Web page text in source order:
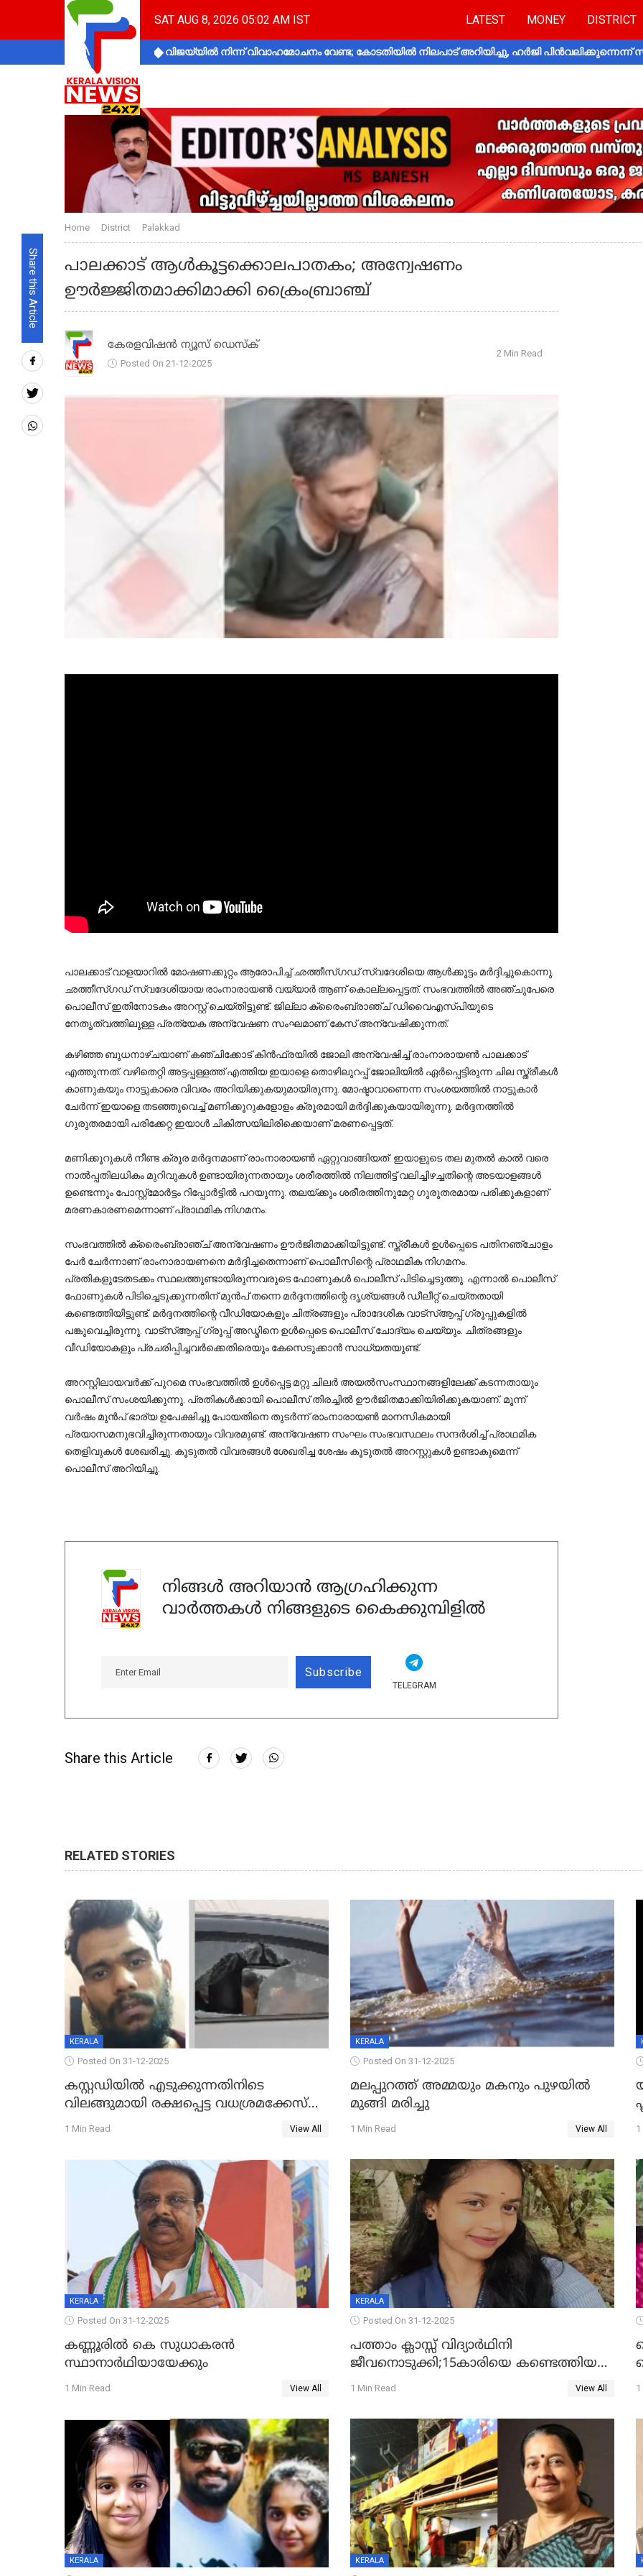
SAT AUG 8, 2026 05:02 AM IST LATEST MONEY DISTRICT
വിജയ്‌യിൽ നിന്ന് വിവാഹമോചനം വേണ്ട; കോടതിയിൽ നിലപാട് അറിയിച്ചു, ഹർജി പിൻവലിക്കുന്നെന്ന്
Share this Article
Home District Palakkad
പാലക്കാട്‌ ആൾകൂട്ടക്കൊലപാതകം; അന്വേഷണം
ഊർജ്ജിതമാക്കിമാക്കി ക്രൈംബ്രാഞ്ച്
കേരളവിഷൻ ന്യൂസ് ഡെസ്‌ക്
Posted On 21-12-2025
2 Min Read
പാലക്കാട് വാളയാറിൽ മോഷണക്കുറ്റം ആരോപിച്ച് ഛത്തീസ്ഗഡ് സ്വദേശിയെ ആൾക്കൂട്ടം മർദ്ദിച്ചുകൊന്നു.
ഛത്തീസ്ഗഡ് സ്വദേശിയായ രാംനാരായൺ വയ്യാർ ആണ് കൊല്ലപ്പെട്ടത്. സംഭവത്തിൽ അഞ്ചുപേരെ
പൊലീസ് ഇതിനോടകം അറസ്റ്റ് ചെയ്തിട്ടുണ്ട്. ജില്ലാ ക്രൈംബ്രാഞ്ച് ഡിവൈഎസ്പിയുടെ
നേതൃത്വത്തിലുള്ള പ്രത്യേക അന്വേഷണ സംഘമാണ് കേസ് അന്വേഷിക്കുന്നത്.
കഴിഞ്ഞ ബുധനാഴ്ചയാണ് കഞ്ചിക്കോട് കിൻഫ്രയിൽ ജോലി അന്വേഷിച്ച് രാംനാരായൺ പാലക്കാട്
എത്തുന്നത്. വഴിതെറ്റി അട്ടപ്പള്ളത്ത് എത്തിയ ഇയാളെ തൊഴിലുറപ്പ് ജോലിയിൽ ഏർപ്പെട്ടിരുന്ന ചില സ്ത്രീകൾ
കാണുകയും നാട്ടുകാരെ വിവരം അറിയിക്കുകയുമായിരുന്നു. മോഷ്ടാവാണെന്ന സംശയത്തിൽ നാട്ടുകാർ
ചേർന്ന് ഇയാളെ തടഞ്ഞുവെച്ച് മണിക്കൂറുകളോളം ക്രൂരമായി മർദ്ദിക്കുകയായിരുന്നു. മർദ്ദനത്തിൽ
ഗുരുതരമായി പരിക്കേറ്റ ഇയാൾ ചികിത്സയിലിരിക്കെയാണ് മരണപ്പെട്ടത്.
മണിക്കൂറുകൾ നീണ്ട ക്രൂര മർദ്ദനമാണ് രാംനാരായൺ ഏറ്റുവാങ്ങിയത്. ഇയാളുടെ തല മുതൽ കാൽ വരെ
നാൽപ്പതിലധികം മുറിവുകൾ ഉണ്ടായിരുന്നതായും ശരീരത്തിൽ നിലത്തിട്ട് വലിച്ചിഴച്ചതിന്റെ അടയാളങ്ങൾ
ഉണ്ടെന്നും പോസ്റ്റ്‌മോർട്ടം റിപ്പോർട്ടിൽ പറയുന്നു. തലയ്ക്കും ശരീരത്തിനുമേറ്റ ഗുരുതരമായ പരിക്കുകളാണ്
മരണകാരണമെന്നാണ് പ്രാഥമിക നിഗമനം.
സംഭവത്തിൽ ക്രൈംബ്രാഞ്ച് അന്വേഷണം ഊർജിതമാക്കിയിട്ടുണ്ട്. സ്ത്രീകൾ ഉൾപ്പെടെ പതിനഞ്ചോളം
പേർ ചേർന്നാണ് രാംനാരായണനെ മർദ്ദിച്ചതെന്നാണ് പൊലീസിന്റെ പ്രാഥമിക നിഗമനം.
പ്രതികളുടേതടക്കം സ്ഥലത്തുണ്ടായിരുന്നവരുടെ ഫോണുകൾ പൊലീസ് പിടിച്ചെടുത്തു. എന്നാൽ പൊലീസ്
ഫോണുകൾ പിടിച്ചെടുക്കുന്നതിന് മുൻപ് തന്നെ മർദ്ദനത്തിന്റെ ദൃശ്യങ്ങൾ ഡീലീറ്റ് ചെയ്തതായി
കണ്ടെത്തിയിട്ടുണ്ട്. മർദ്ദനത്തിന്റെ വീഡിയോകളും ചിത്രങ്ങളും പ്രാദേശിക വാട്‌സ്ആപ്പ് ഗ്രൂപ്പുകളിൽ
പങ്കുവെച്ചിരുന്നു. വാട്‌സ്ആപ്പ് ഗ്രൂപ്പ് അഡ്മിനെ ഉൾപ്പെടെ പൊലീസ് ചോദ്യം ചെയ്യും. ചിത്രങ്ങളും
വീഡിയോകളും പ്രചരിപ്പിച്ചവർക്കെതിരെയും കേസെടുക്കാൻ സാധ്യതയുണ്ട്.
അറസ്റ്റിലായവർക്ക് പുറമെ സംഭവത്തിൽ ഉൾപ്പെട്ട മറ്റു ചിലർ അയൽസംസ്ഥാനങ്ങളിലേക്ക് കടന്നതായും
പൊലീസ് സംശയിക്കുന്നു. പ്രതികൾക്കായി പൊലീസ് തിരച്ചിൽ ഊർജിതമാക്കിയിരിക്കുകയാണ്. മൂന്ന്
വർഷം മുൻപ് ഭാര്യ ഉപേക്ഷിച്ചു പോയതിനെ തുടർന്ന് രാംനാരായൺ മാനസികമായി
പ്രയാസമനുഭവിച്ചിരുന്നതായും വിവരമുണ്ട്. അന്വേഷണ സംഘം സംഭവസ്ഥലം സന്ദർശിച്ച് പ്രാഥമിക
തെളിവുകൾ ശേഖരിച്ചു. കൂടുതൽ വിവരങ്ങൾ ശേഖരിച്ച ശേഷം കൂടുതൽ അറസ്റ്റുകൾ ഉണ്ടാകുമെന്ന്
പൊലീസ് അറിയിച്ചു.
നിങ്ങൾ അറിയാൻ ആഗ്രഹിക്കുന്ന
വാർത്തകൾ നിങ്ങളുടെ കൈക്കുമ്പിളിൽ
Subscribe
TELEGRAM
Share this Article
RELATED STORIES
KERALA
Posted On 31-12-2025
കസ്റ്റഡിയിൽ എടുക്കുന്നതിനിടെ
വിലങ്ങുമായി രക്ഷപ്പെട്ട വധശ്രമക്കേസ്
പ്രതി പിടിയിൽ
1 Min Read View All
KERALA
Posted On 31-12-2025
മലപ്പുറത്ത് അമ്മയും മകനും പുഴയിൽ
മുങ്ങി മരിച്ചു
1 Min Read View All 1
KERALA
Posted On 31-12-2025
കണ്ണൂരിൽ കെ സുധാകരൻ
സ്ഥാനാർഥിയായേക്കും
1 Min Read View All
KERALA
Posted On 31-12-2025
പത്താം ക്ലാസ്സ് വിദ്യാര്‍ഥിനി
ജീവനൊടുക്കി;15കാരിയെ കണ്ടെത്തിയത്
കിടപ്പുമുറിയില്‍ തൂങ്ങി മരിച്ച നിലയിൽ
1 Min Read View All 1
KERALA KERALA